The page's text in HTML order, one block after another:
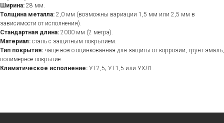
Ширина: 28 мм.
Толщина металла: 2,0 мм (возможны вариации 1,5 мм или 2,5 мм в
зависимости от исполнения).
Стандартная длина: 2000 мм (2 метра).
Материал: сталь с защитным покрытием.
Тип покрытия: чаще всего оцинкованная для защиты от коррозии, грунт-эмаль,
полимерное покрытие.
Климатическое исполнение: УТ2,5; УТ1,5 или УХЛ1.